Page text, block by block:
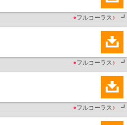
●フルコーラス ♪ ┛
●フルコーラス ♪ ┛
●フルコーラス ♪ ┛